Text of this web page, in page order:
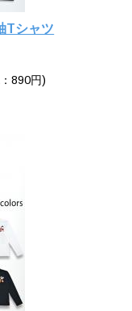
Tシャツ
890円)